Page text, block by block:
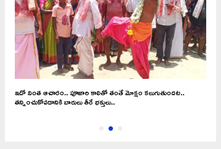
ఇదో వింత ఆచారం.. పూజారి కాలితో తంతే మోక్షం కలుగుతుందట..
తన్నించుకోవడానికి బారులు తీరే భక్తులు..